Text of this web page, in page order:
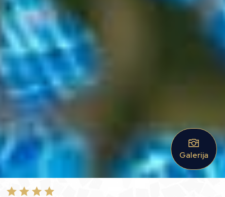
Galerija